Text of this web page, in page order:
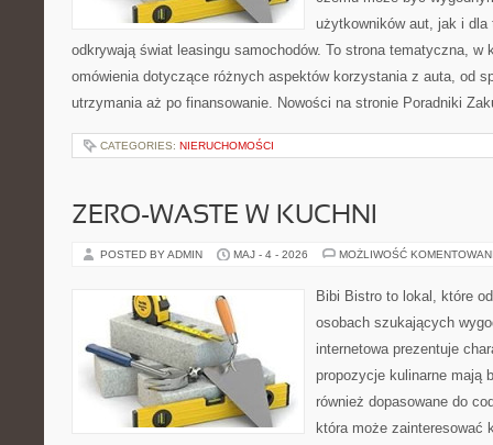
użytkowników aut, jak i
odkrywają świat leasingu samochodów. To strona tematyczna, w
omówienia dotyczące różnych aspektów korzystania z auta, od
utrzymania aż po finansowanie. Nowości na stronie Poradniki
CATEGORIES: NIERUCHOMOŚCI
ZERO-WASTE W KUCHNI
POSTED BY ADMIN MAJ - 4 - 2026 MOŻLIWOŚĆ
Bibi Bistro to lokal, które
osobach szukających
internetowa prezentuje
propozycje kulinarne mają
również dopasowane do
która może zainteresować